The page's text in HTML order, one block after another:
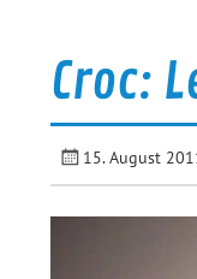
Croc:
15. August